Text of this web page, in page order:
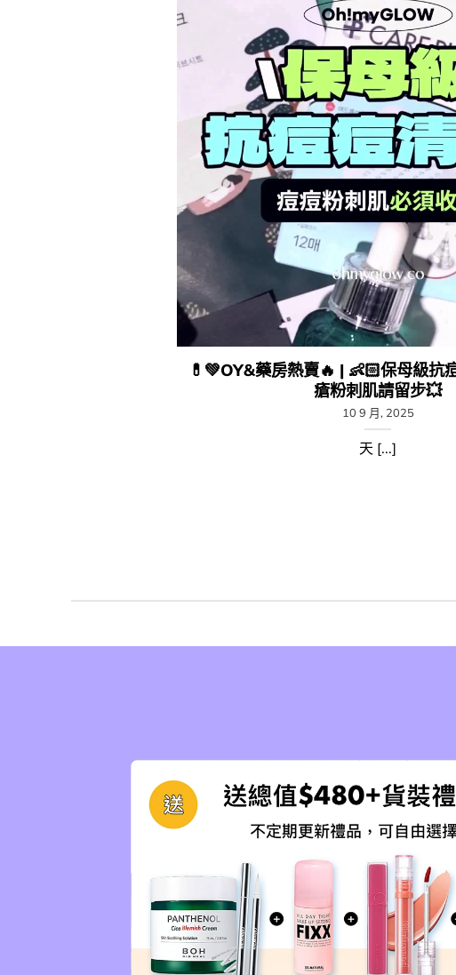
💊​💚​OY&藥房熱賣🔥​ | 👶🏻​保母級抗
瘡粉刺肌請留步💥​​
10 9 月, 2025
天 [...]